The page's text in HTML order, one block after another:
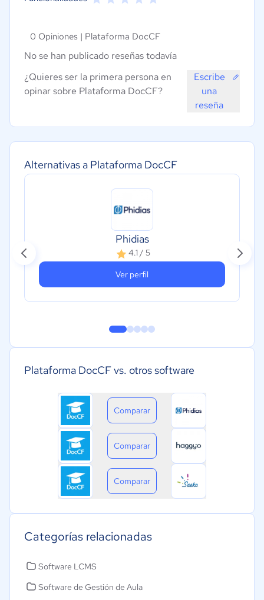
Alternativas a Plataforma DocCF
Phidias
4.1 / 5
Ver perfil
Plataforma DocCF vs. otros software
Comparar
Comparar
Comparar
Categorías relacionadas
Software LCMS
Software de Gestión de Aula
0 Opiniones | Plataforma DocCF
No se han publicado reseñas todavía
¿Quieres ser la primera persona en
opinar sobre Plataforma DocCF?
Escribe
una
reseña